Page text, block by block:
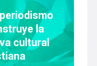
la
cultural